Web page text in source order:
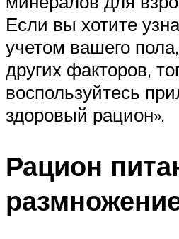
Если вы хотите
учетом вашего
других факторов,
воспользуйтесь
здоровый рацион».
Рацион